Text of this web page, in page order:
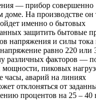
— прибор совершенно
На производстве он
именно о бытовых
защитить бытовые
напряжения и силы тока
равно 220 или
различных факторов —
мощности, пиковых
часы, аварий на линиях
отклоняться от
процентов на 25 – 40